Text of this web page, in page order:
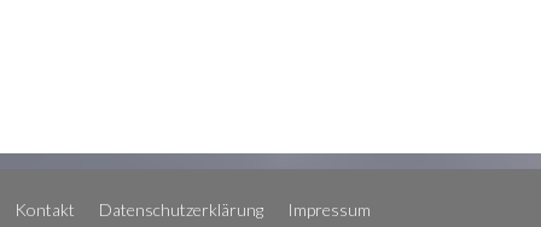
Kontakt Datenschutzerklärung
Impressum